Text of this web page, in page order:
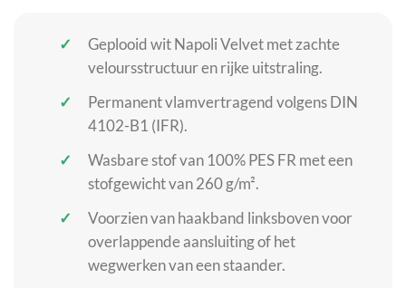
Geplooid wit Napoli Velvet met zachte
veloursstructuur en rijke uitstraling.
Permanent vlamvertragend volgens DIN
4102-B1 (IFR).
Wasbare stof van 100% PES FR met een
stofgewicht van 260 g/m².
Voorzien van haakband linksboven voor
overlappende aansluiting of het
wegwerken van een staander.